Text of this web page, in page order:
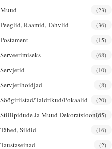
Muud (23)
Peeglid, Raamid, Tahvlid (36)
Postament (15)
Serveerimiseks (68)
Servjetid (10)
Servjetihoidjad (8)
Söögiriistad/taldrikud/pokaalid (20)
Stiilipidude Ja Muud Dekoratsioonid(65)
Tähed, Sildid (16)
Taustaseinad (2)